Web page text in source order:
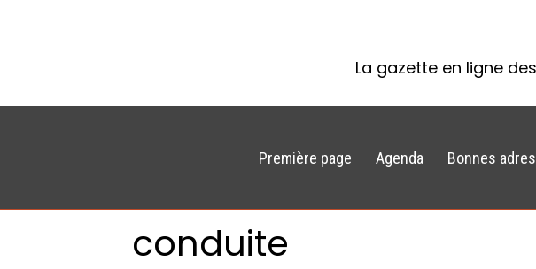
La gazette en ligne
Première page Agenda Bonnes
conduite